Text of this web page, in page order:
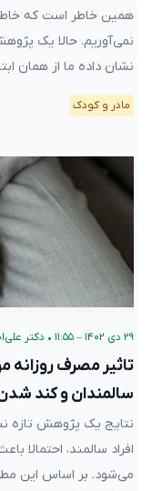
همین خاطر است که
نمی‌آوریم. حالا یک
نشان داده ما از همان
مادر و کودک
۲۹ دی ۱۴۰۲ – ۱۱:۵۵ • دکتر
تاثیر مصرف روزانه
سالمندان و کند
نتایج یک پژوهش تازه
افراد سالمند،
می‌شود. بر اساس این